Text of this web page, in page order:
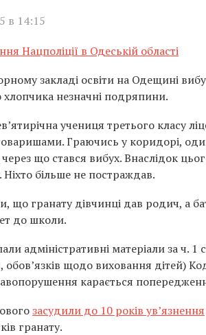
в 14:15
Нацполіції в Одеській області
закладі освіти на Одещині
незначні подряпини.
учениця третього класу
Граючись у коридорі,
через що стався вибух. Внаслідок
більше не постраждав.
що гранату дівчинці дав родич, а
до школи.
адміністративні матеріали за ч.
щодо виховання дітей)
карається
засудили до 10 років ув’язнення
гранату.